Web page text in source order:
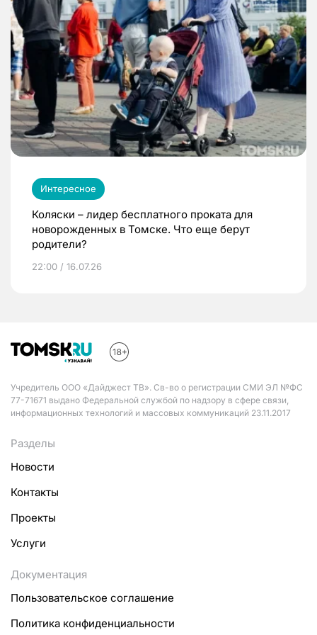
Интересное
Коляски – лидер бесплатного проката для
новорожденных в Томске. Что еще берут
родители?
22:00 / 16.07.26
Учредитель ООО «Дайджест ТВ». Св-во о регистрации СМИ ЭЛ №ФС
77-71671 выдано Федеральной службой по надзору в сфере связи,
информационных технологий и массовых коммуникаций 23.11.2017
Разделы
Новости
Контакты
Проекты
Услуги
Документация
Пользовательское соглашение
Политика конфиденциальности